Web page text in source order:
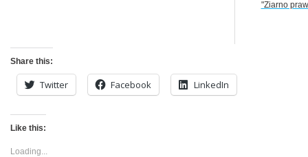
"Ziarno
Share this:
Twitter Facebook LinkedIn
Like this:
Loading...